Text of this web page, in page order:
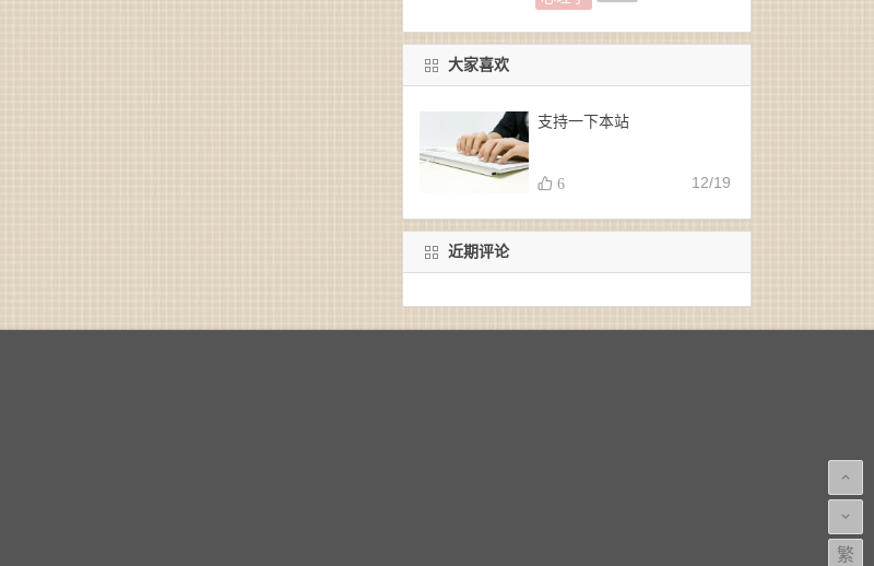
大家喜欢
支持一下本站
6 12/19
近期评论
繁